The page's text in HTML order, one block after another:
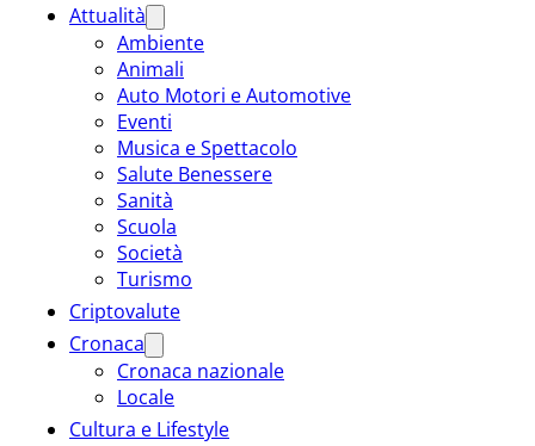
Attualità
Ambiente
Animali
Auto Motori e Automotive
Eventi
Musica e Spettacolo
Salute Benessere
Sanità
Scuola
Società
Turismo
Criptovalute
Cronaca
Cronaca nazionale
Locale
Cultura e Lifestyle